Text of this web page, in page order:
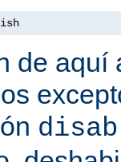
de aquí